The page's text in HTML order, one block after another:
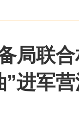
局联
”进军